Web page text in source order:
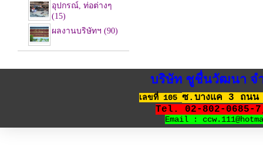
อุปกรณ์, ท่อต่างๆ
(15)
ผลงานบริษัทฯ (90)
บริษัท ชูชื่นวัฒนา จำ
เลขที่ 105 ซ.บางแค 3 ถนน
Tel. 02-802-0685-
Email :